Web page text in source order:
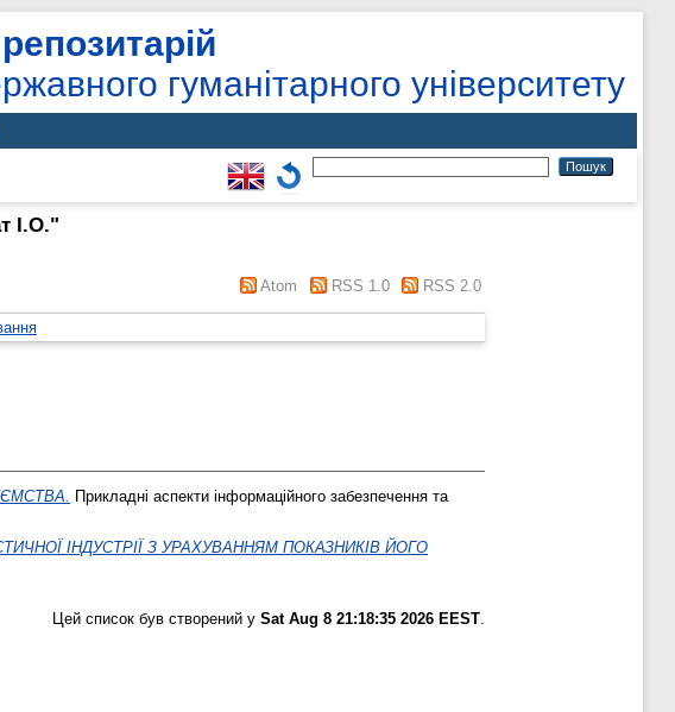
гуманітарного університету
І.О."
Atom RSS 1.0 RSS 2.0
Прикладні аспекти інформаційного забезпечення та
ІНДУСТРІЇ З УРАХУВАННЯМ ПОКАЗНИКІВ ЙОГО
Цей список був створений у Sat Aug 8 21:18:35 2026 EEST